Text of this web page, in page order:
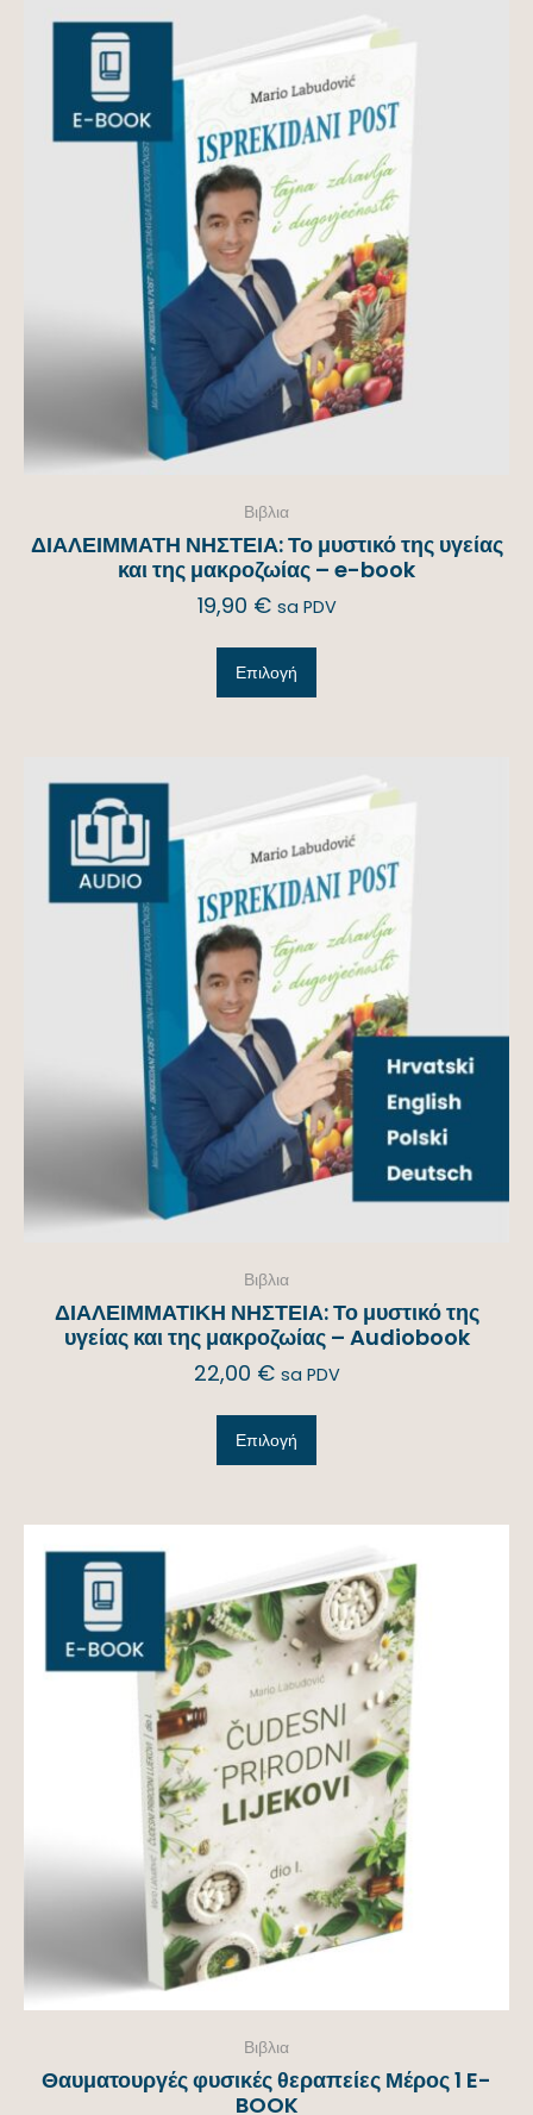
Βιβλια
ΔΙΑΛΕΙΜΜΑΤΗ ΝΗΣΤΕΙΑ: Το μυστικό της υγείας
και της μακροζωίας – e-book
19,90 € sa PDV
Επιλογή
Βιβλια
ΔΙΑΛΕΙΜΜΑΤΙΚΗ ΝΗΣΤΕΙΑ: Το μυστικό της
υγείας και της μακροζωίας – Audiobook
22,00 € sa PDV
Επιλογή
Βιβλια
Θαυματουργές φυσικές θεραπείες Μέρος 1 E-
BOOK